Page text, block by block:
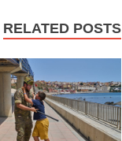
RELATED POSTS